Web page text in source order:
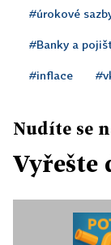
#úrokové
#Banky a
#inflace
Nudíte se
Vyřešte